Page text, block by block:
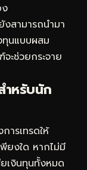
งสามารถนำมา
ทุนแบบผสม
ะช่วยกระจาย
ำหรับนัก
ารเทรดให้
พียงใด หากไม่มี
เงินทุนทั้งหมด